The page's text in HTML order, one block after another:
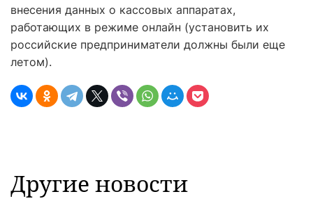
внесения данных о кассовых аппаратах,
работающих в режиме онлайн (установить их
российские предприниматели должны были еще
летом).
Другие новости